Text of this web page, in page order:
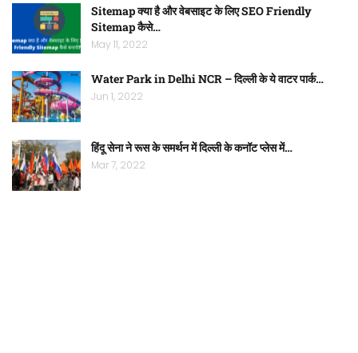
Sitemap क्या है और वेबसाइट के लिए SEO Friendly
Sitemap कैसे…
May 11, 2022
Water Park in Delhi NCR – दिल्ली के ये वाटर पार्क…
Jun 1, 2022
हिंदू सेना ने रूस के समर्थन में दिल्ली के कनॉट प्लेस में…
Mar 7, 2022